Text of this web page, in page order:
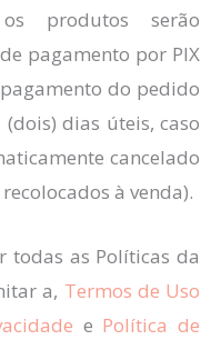
produtos serão
pagamento por PIX
do pedido
dias úteis, caso
cancelado
à venda).
todas as Políticas da
a, Termos de Uso
e Política de